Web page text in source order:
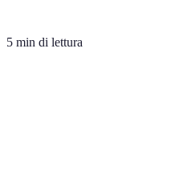
5 min di lettura